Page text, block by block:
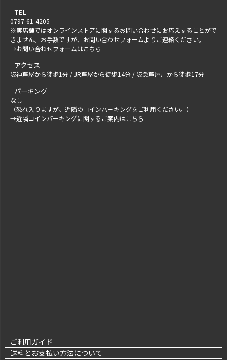
TEL
0797-61-4205
※実店舗ではオンラインストアに関するお問い合わせにお応えすることがで
きません。お手数ですが、 お問い合わせフォームよりご連絡ください。
→お問い合わせフォームはこちら
アクセス
阪神芦屋から徒歩1分 / JR芦屋から徒歩14分 / 阪急芦屋川から徒歩17分
パーキング
なし
（恐れ入りますが、近隣のコインパーキングをご利用ください。）
→近隣コインパーキングに関するご案内はこちら
ご利用ガイド
送料とお支払い方法について